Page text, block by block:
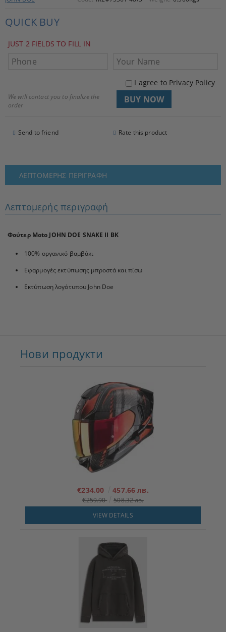
QUICK BUY
JUST 2 FIELDS TO FILL IN
I agree to Privacy Policy
We will contact you to finalize the
order
Send to friend Rate this product
ΛΕΠΤΟΜΕΡΉΣ ΠΕΡΙΓΡΑΦΉ
Λεπτομερής περιγραφή
Φούτερ Moto JOHN DOE SNAKE II BK
100% οργανικό βαμβάκι
Εφαρμογές εκτύπωσης μπροστά και πίσω
Εκτύπωση λογότυπου John Doe
Нови продукти
€234.00 457.66 лв.
€259.90
508.32 лв.
VIEW DETAILS